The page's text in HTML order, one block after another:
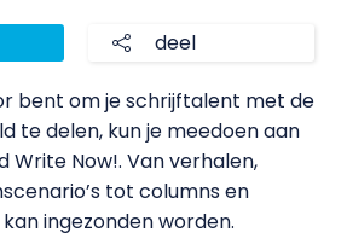
deel
bent om je schrijftalent met de
te delen, kun je meedoen aan
Write Now!. Van verhalen,
tot columns en
ingezonden worden.